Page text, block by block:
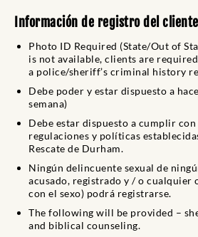
Información de registro del
Photo ID Required (State/Out of
is not available, clients are
a police/sheriff’s criminal history
Debe poder y estar dispuesto a
semana)
Debe estar dispuesto a cumplir con
regulaciones y políticas
Rescate de Durham.
Ningún delincuente sexual de
acusado, registrado y / o
con el sexo) podrá registrarse.
The following will be provided –
and biblical counseling.